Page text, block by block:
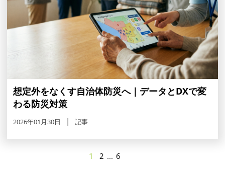
想定外をなくす自治体防災へ｜データとDXで変
わる防災対策
2026年01月30日 記事
1 2 ... 6